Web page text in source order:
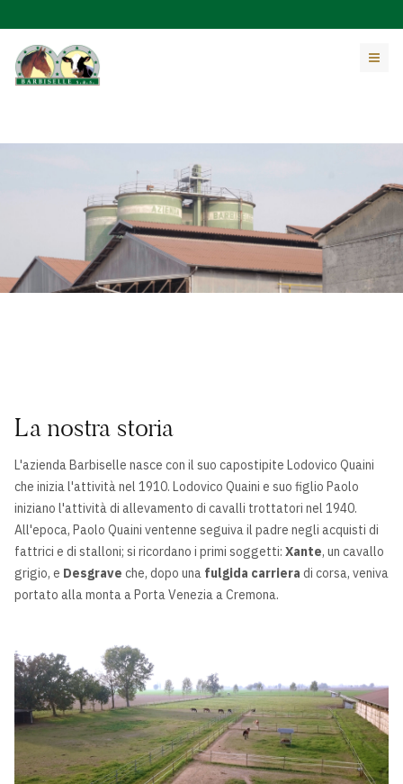
La nostra storia
L'azienda Barbiselle nasce con il suo capostipite Lodovico Quaini
che inizia l'attività nel 1910. Lodovico Quaini e suo figlio Paolo
iniziano l'attività di allevamento di cavalli trottatori nel 1940.
All'epoca, Paolo Quaini ventenne seguiva il padre negli acquisti di
fattrici e di stalloni; si ricordano i primi soggetti: Xante, un cavallo
grigio, e Desgrave che, dopo una fulgida carriera di corsa, veniva
portato alla monta a Porta Venezia a Cremona.